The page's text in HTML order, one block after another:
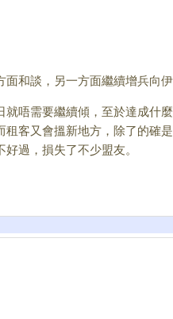
談，另一方面繼續增兵向伊
唔需要繼續傾，至於達成什
客又會搵新地方，除了的確
過，損失了不少盟友。